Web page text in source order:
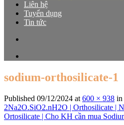
Liên hệ
Tuyển dụng
Tin tức
sodium-orthosilicate-1
Published 09/12/2024 at 600 × 938 in
2Na2O.SiO2.nH2O | Orthosilicate |
Ortosilicate | Cho KH cần mua